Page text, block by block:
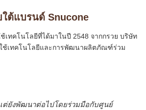
ต้แบรนด์ Snucone
เทคโนโลยีที่ได้มาในปี 2548 จากกรวย บริษัท
ช้เทคโนโลยีและการพัฒนาผลิตภัณฑ์ร่วม
แต่ยังพัฒนาต่อไปโดยร่วมมือกับศูนย์